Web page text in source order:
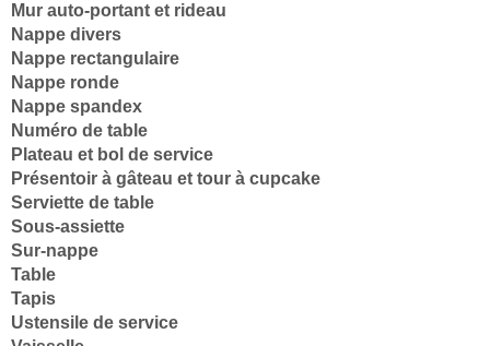
Mur auto-portant et rideau
Nappe divers
Nappe rectangulaire
Nappe ronde
Nappe spandex
Numéro de table
Plateau et bol de service
Présentoir à gâteau et tour à cupcake
Serviette de table
Sous-assiette
Sur-nappe
Table
Tapis
Ustensile de service